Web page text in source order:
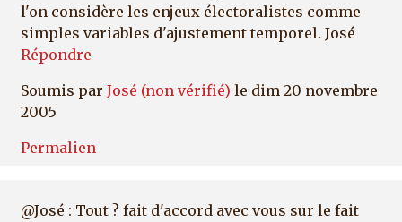
l'on considère les enjeux électoralistes comme
simples variables d'ajustement temporel. José
Répondre
Soumis par José (non vérifié) le dim 20 novembre
2005
Permalien
@José : Tout ? fait d'accord avec vous sur le fait